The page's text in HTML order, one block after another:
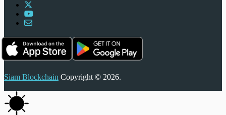
Siam Blockchain Copyright © 2026.